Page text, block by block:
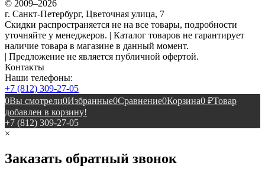
© 2009–2026
г. Санкт-Петербург, Цветочная улица, 7
Скидки распространяется не на все товары, подробности
уточняйте у менеджеров. | Каталог товаров не гарантирует
наличие товара в магазине в данный момент.
| Предложение не является публичной офертой.
Контакты
Наши телефоны:
+7 (812) 309-27-05
0Вы смотрели0Избранные0Сравнение0Корзина0 ₽Товар
добавлен в корзину!
+7 (812) 309-27-05
×
Заказать обратный звонок